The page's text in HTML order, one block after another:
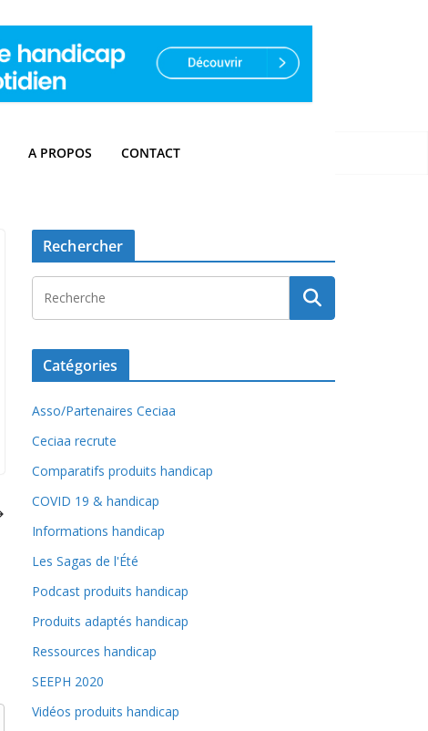
A PROPOS CONTACT
Rechercher
Catégories
Asso/Partenaires Ceciaa
Ceciaa recrute
Comparatifs produits handicap
COVID 19 & handicap
Informations handicap
Les Sagas de l'Été
Podcast produits handicap
Produits adaptés handicap
Ressources handicap
SEEPH 2020
Vidéos produits handicap